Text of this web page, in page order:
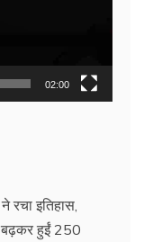
02:00
रचा इतिहास,
बढ़कर हुईं 250